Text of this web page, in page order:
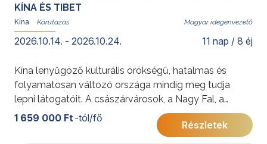
KÍNA ÉS TIBET
Kína Magyar idegenvezető
2026.10.14. - 2026.10.24. 11 nap / 8 éj
Kína lenyűgöző kulturális örökségű, hatalmas és
folyamatosan változó országa mindig meg tudja
lepni látogatóit. A császárvárosok, a Nagy Fal, a
Tiltott Város, a kínai agyaghadsereg az ősi
dinasztiákat eleveníti fel, Peking és Sanghaj a modern
Kína arcait mutatja meg. Tibet rejtőzködő vidékén, a
1 659 000 Ft -tól/fő
Részletek